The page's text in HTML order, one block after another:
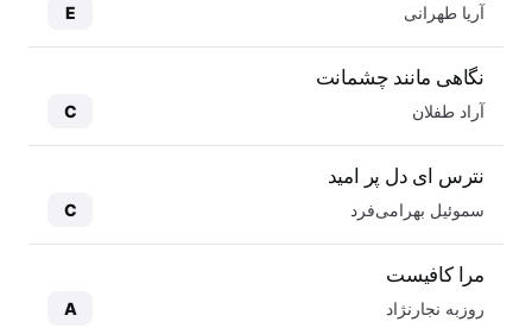
آریا طهرانی E
نگاهی مانند چشمانت
آراد طفلان C
نترس ای دل پر امید
سموئیل بهرامی‌فرد C
مرا کافیست
روزبه نجارنژاد A